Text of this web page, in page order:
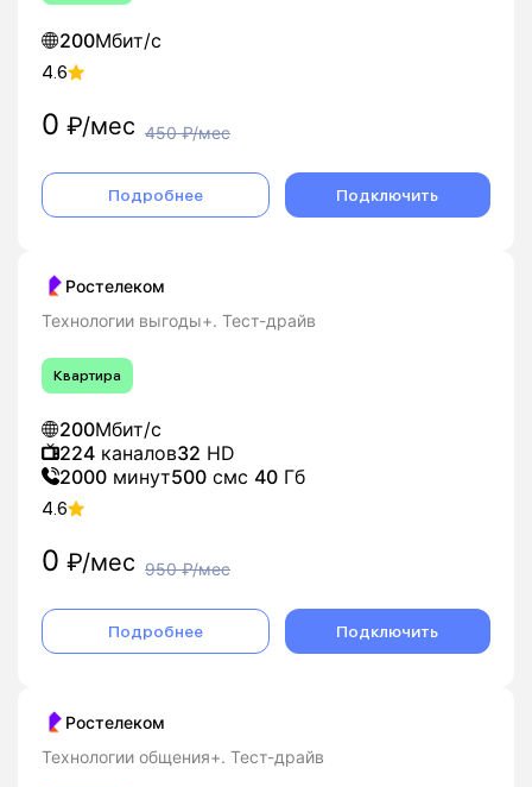
200Мбит/с
4.6
0 ₽/мес 450₽/мес
Подробнее Подключить
Ростелеком
Технологии выгоды+. Тест-драйв
Квартира
200Мбит/с
224 каналов32 HD
2000 минут500 смс 40 Гб
4.6
0 ₽/мес 950₽/мес
Подробнее Подключить
Ростелеком
Технологии общения+. Тест-драйв